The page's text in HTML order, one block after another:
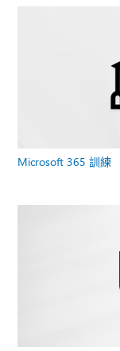
Microsoft 365 訓練